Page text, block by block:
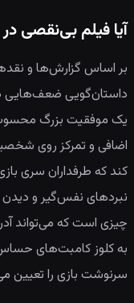
آیا فیلم بی‌نقصی
بر اساس گزارش‌ها و
داستان‌گویی ضعف‌هایی
یک موفقیت بزرگ
اضافی و تمرکز روی
کند که طرفداران سری
نبردهای نفس‌گیر و
چیزی است که می‌تواند
به کلوز کامبت‌های
سرنوشت بازی را تعیین